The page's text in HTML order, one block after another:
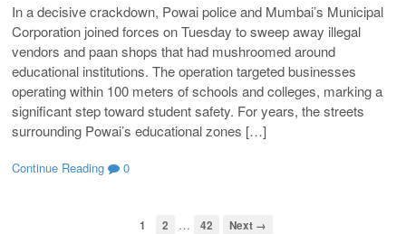
In a decisive crackdown, Powai police and Mumbai’s Municipal
Corporation joined forces on Tuesday to sweep away illegal
vendors and paan shops that had mushroomed around
educational institutions. The operation targeted businesses
operating within 100 meters of schools and colleges, marking a
significant step toward student safety. For years, the streets
surrounding Powai’s educational zones […]
Continue Reading 0
1 2 … 42 Next →